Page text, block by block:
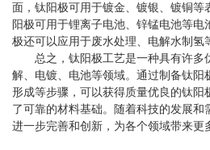
面，钛阳极可用于镀金、镀银、镀铜等
阳极可用于锂离子电池、锌锰电池等电
极还可以应用于废水处理、电解水制氢
总之，钛阳极工艺是一种具有许多
解、电镀、电池等领域。通过制备钛阳
形成等步骤，可以获得质量优良的钛阳
了可靠的材料基础。随着科技的发展和
进一步完善和创新，为各个领域带来更